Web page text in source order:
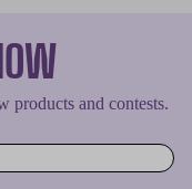
products and contests.